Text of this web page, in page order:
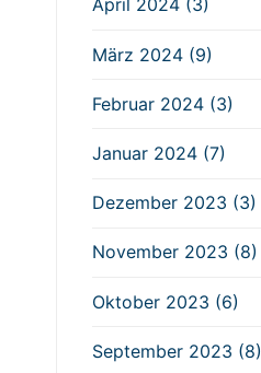
April 2024 (3)
März 2024 (9)
Februar 2024 (3)
Januar 2024 (7)
Dezember 2023 (3)
November 2023 (8)
Oktober 2023 (6)
September 2023 (8)